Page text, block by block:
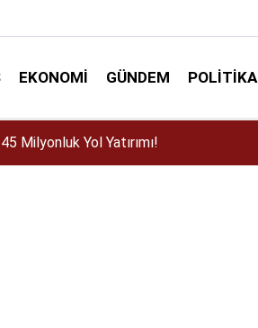
EKONOMI GÜNDEM POLITIKA